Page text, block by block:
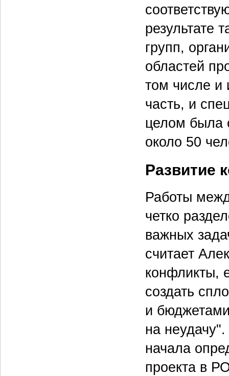
результате
групп,
областей
том числе и
часть, и
целом была
около 50
Развитие
Работы
четко
важных
считает
конфликты,
создать
и
на
начала
проекта в